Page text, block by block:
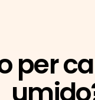
per